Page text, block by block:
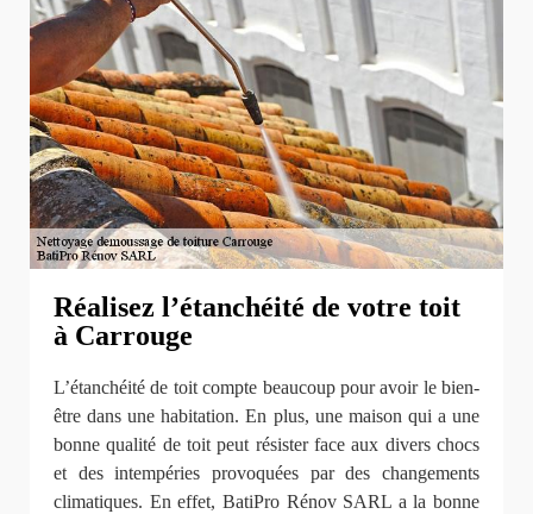
Réalisez l’étanchéité de votre toit
à Carrouge
L’étanchéité de toit compte beaucoup pour avoir le bien-
être dans une habitation. En plus, une maison qui a une
bonne qualité de toit peut résister face aux divers chocs
et des intempéries provoquées par des changements
climatiques. En effet, BatiPro Rénov SARL a la bonne